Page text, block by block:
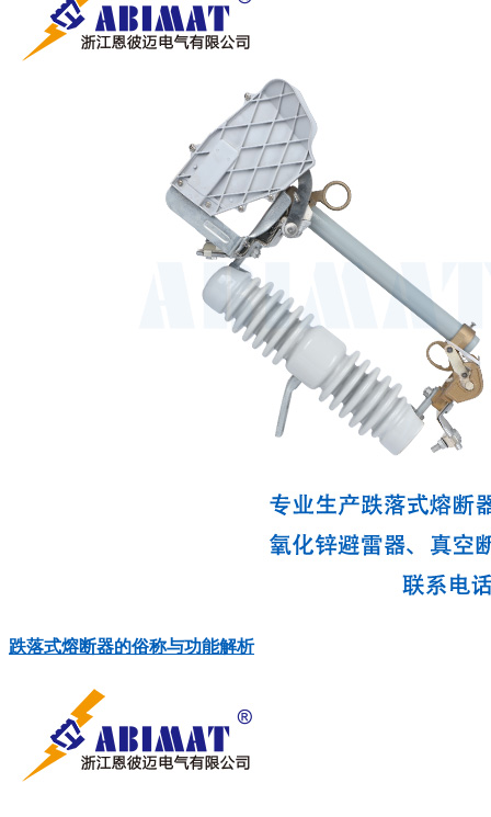
‍‌​​‌‌​‌​‍‌​​​‌‌​​‍‌​​​‌​‌​‍‌​​‌​​‌​‍‌​‌‌​‌‌‌‍‌​​‌‌​‌​‍‌​‌‌​‌​‌‍‌​​‌‌​‌​‍‌​​​‌‌‌‌‍‌​‌‌​‌​‌‍‌​‌‌​‌​‌‍‌​​‌​​​‌‍‌​​‌​‌‌​‍‌‌​​‌​​‌‍‌​‌‌‌‌​​‍‌​​‌​‌​‌‍‌​​‌‌​​​‍‌​‌‌‌​‌​‍‌​​​‌​‌‌‍‌​​‌​​​‌‍‌​​‌‌‌​​跌落式熔断器的俗称与功能解析